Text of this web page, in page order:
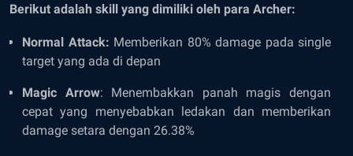
Berikut adalah skill yang dimiliki oleh para Archer:
Normal Attack: Memberikan 80% damage pada single
target yang ada di depan
Magic Arrow: Menembakkan panah magis dengan
cepat yang menyebabkan ledakan dan memberikan
damage setara dengan 26.38%